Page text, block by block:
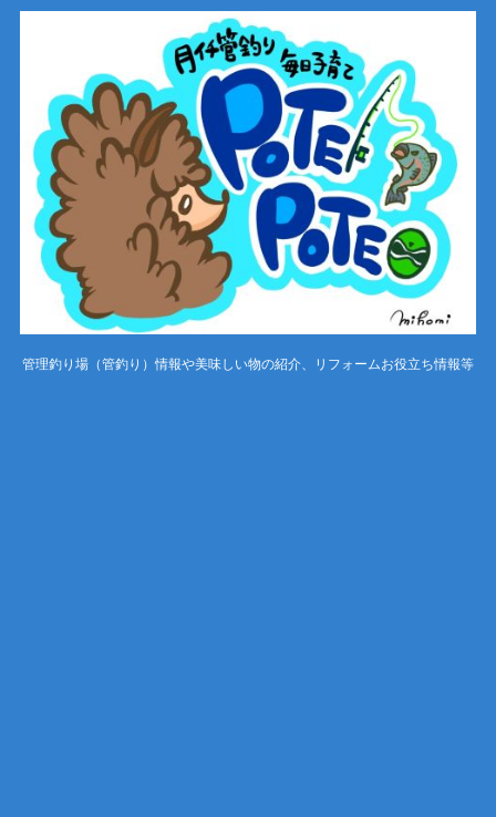
管理釣り場（管釣り）情報や美味しい物の紹介、リフォームお役立ち情報等